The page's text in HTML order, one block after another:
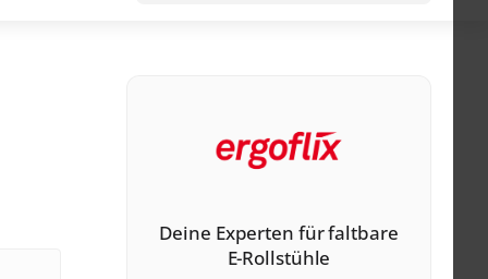
Deine Experten für faltbare
E-Rollstühle